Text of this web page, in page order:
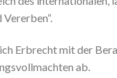
Erbrecht mit der
ab.